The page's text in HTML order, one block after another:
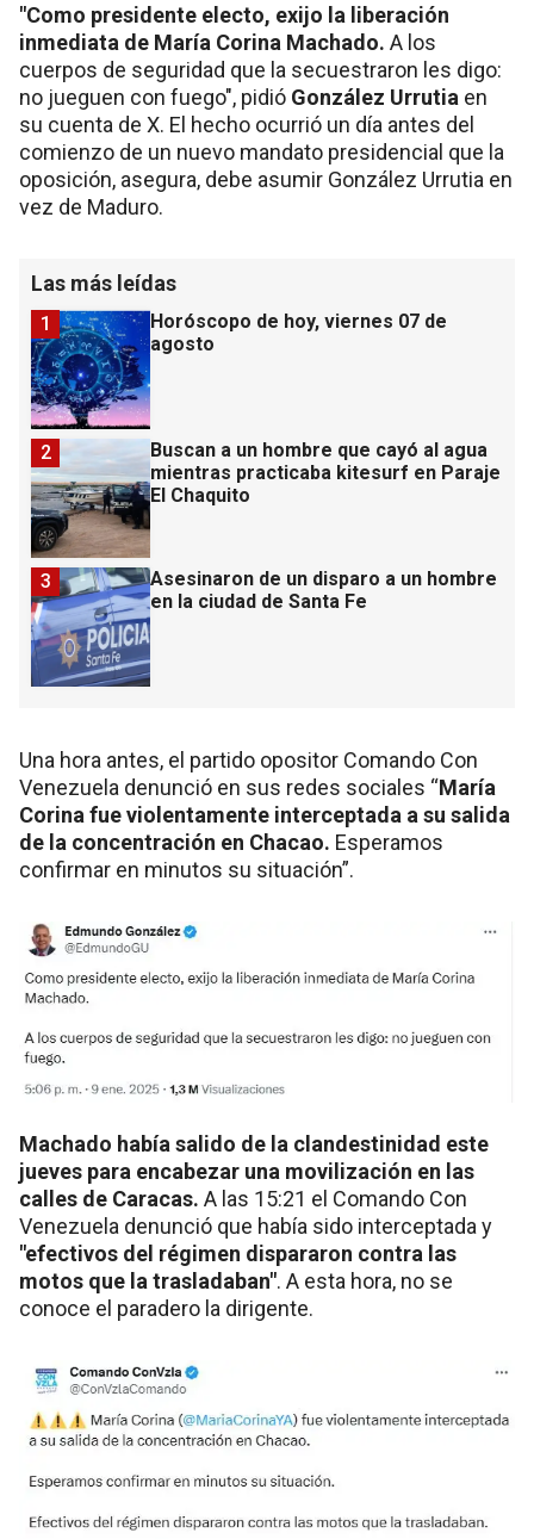
"Como presidente electo, exijo la liberación
inmediata de María Corina Machado. A los
cuerpos de seguridad que la secuestraron les digo:
no jueguen con fuego", pidió González Urrutia en
su cuenta de X. El hecho ocurrió un día antes del
comienzo de un nuevo mandato presidencial que la
oposición, asegura, debe asumir González Urrutia en
vez de Maduro.
Las más leídas
Horóscopo de hoy, viernes 07 de
agosto
1
Buscan a un hombre que cayó al agua
mientras practicaba kitesurf en Paraje
El Chaquito
2
Asesinaron de un disparo a un hombre
en la ciudad de Santa Fe
3
Una hora antes, el partido opositor Comando Con
Venezuela denunció en sus redes sociales “María
Corina fue violentamente interceptada a su salida
de la concentración en Chacao. Esperamos
confirmar en minutos su situación”.
Machado había salido de la clandestinidad este
jueves para encabezar una movilización en las
calles de Caracas. A las 15:21 el Comando Con
Venezuela denunció que había sido interceptada y
"efectivos del régimen dispararon contra las
motos que la trasladaban". A esta hora, no se
conoce el paradero la dirigente.